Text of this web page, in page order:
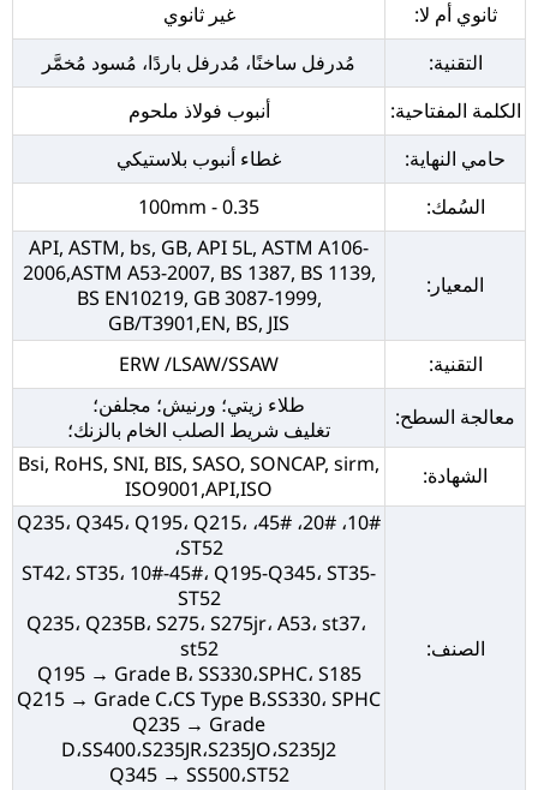
ثانوي أم لا:
غير ثانوي
التقنية:
مُدرفل ساخنًا، مُدرفل باردًا، مُسود مُخمَّر
الكلمة المفتاحية:
أنبوب فولاذ ملحوم
حامي النهاية:
غطاء أنبوب بلاستيكي
السُمك:
0.35 - 100mm
المعيار:
API, ASTM, bs, GB, API 5L, ASTM A106-
2006,ASTM A53-2007, BS 1387, BS 1139,
BS EN10219, GB 3087-1999,
GB/T3901,EN, BS, JIS
التقنية:
ERW /LSAW/SSAW
معالجة السطح:
طلاء زيتي؛ ورنيش؛ مجلفن؛
تغليف شريط الصلب الخام بالزنك؛
الشهادة:
Bsi, RoHS, SNI, BIS, SASO, SONCAP, sirm,
ISO9001,API,ISO
الصنف:
10#، 20#، 45#، Q235، Q345، Q195، Q215،
ST52،
ST42، ST35، 10#-45#، Q195-Q345، ST35-
ST52
Q235، Q235B، S275، S275jr، A53، st37،
st52
Q195 → Grade B، SS330،SPHC، S185
Q215 → Grade C،CS Type B،SS330، SPHC
Q235 → Grade
D،SS400،S235JR،S235JO،S235J2
Q345 → SS500،ST52